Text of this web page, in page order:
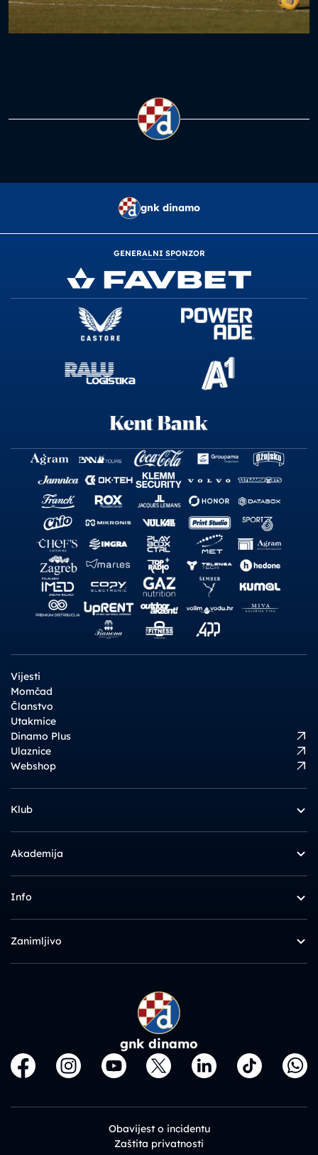
gnk dinamo
GENERALNI SPONZOR
Vijesti
Momčad
Članstvo
Utakmice
Dinamo Plus
Ulaznice
Webshop
Klub
Akademija
Info
Zanimljivo
gnk dinamo
Obavijest o incidentu
Zaštita privatnosti